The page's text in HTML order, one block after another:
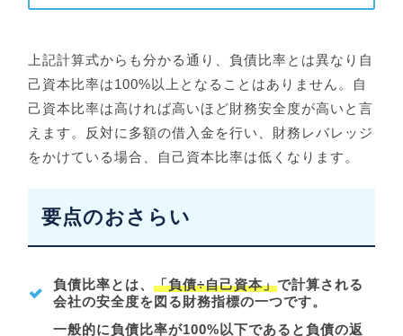
上記計算式からも分かる通り、負債比率とは異なり自
己資本比率は100%以上となることはありません。自
己資本比率は高ければ高いほど財務安全度が高いと言
えます。反対に多額の借入金を行い、財務レバレッジ
をかけている場合、自己資本比率は低くなります。
要点のおさらい
負債比率とは、「負債÷自己資本」で計算される
会社の安全度を図る財務指標の一つです。
一般的に負債比率が100%以下であると負債の返